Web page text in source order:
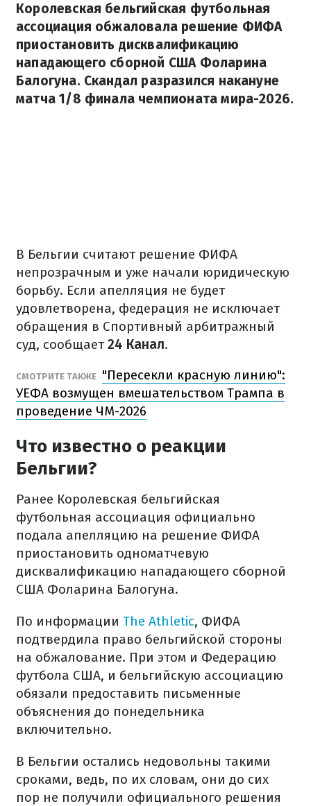
Королевская бельгийская футбольная
ассоциация обжаловала решение ФИФА
приостановить дисквалификацию
нападающего сборной США Фоларина
Балогуна. Скандал разразился накануне
матча 1/8 финала чемпионата мира-2026.
В Бельгии считают решение ФИФА
непрозрачным и уже начали юридическую
борьбу. Если апелляция не будет
удовлетворена, федерация не исключает
обращения в Спортивный арбитражный
суд, сообщает24 Канал.
СМОТРИТЕ ТАКЖЕ "Пересекли красную линию":
УЕФА возмущен вмешательством Трампа в
проведение ЧМ-2026
Что известно о реакции
Бельгии?
Ранее Королевская бельгийская
футбольная ассоциация официально
подала апелляцию на решение ФИФА
приостановить одноматчевую
дисквалификацию нападающего сборной
США Фоларина Балогуна.
По информации The Athletic, ФИФА
подтвердила право бельгийской стороны
на обжалование. При этом и Федерацию
футбола США, и бельгийскую ассоциацию
обязали предоставить письменные
объяснения до понедельника
включительно.
В Бельгии остались недовольны такими
сроками, ведь, по их словам, они до сих
пор не получили официального решения